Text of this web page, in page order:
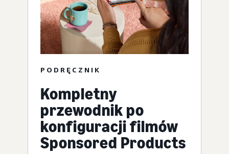
PODRĘCZNIK
Kompletny
przewodnik po
konfiguracji filmów
Sponsored Products